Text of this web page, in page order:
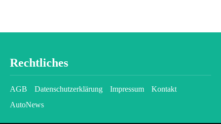
Rechtliches
AGB Datenschutzerklärung Impressum
Kontakt
AutoNews